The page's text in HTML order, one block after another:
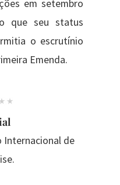
em setembro
que seu status
o escrutínio
Emenda.
Internacional de